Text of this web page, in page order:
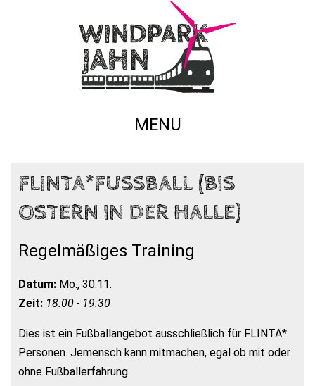
MENU
FLINTA*FUSSBALL (BIS O
STERN IN DER HALLE)
Regelmäßiges Training
Datum: Mo., 30.11.
Zeit: 18:00 - 19:30
Dies ist ein Fußballangebot ausschließlich für FLINTA*
Personen. Jemensch kann mitmachen, egal ob mit oder
ohne Fußballerfahrung.